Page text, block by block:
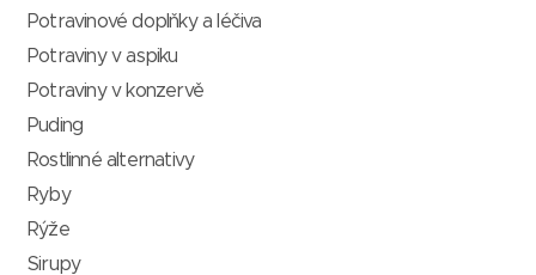
Potravinové doplňky a léčiva
Potraviny v aspiku
Potraviny v konzervě
Puding
Rostlinné alternativy
Ryby
Rýže
Sirupy